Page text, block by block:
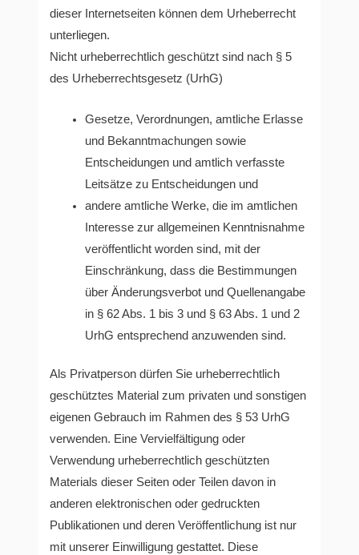
dieser Internetseiten können dem Urheberrecht
unterliegen.
Nicht urheberrechtlich geschützt sind nach § 5
des Urheberrechtsgesetz (UrhG)
Gesetze, Verordnungen, amtliche Erlasse
und Bekanntmachungen sowie
Entscheidungen und amtlich verfasste
Leitsätze zu Entscheidungen und
andere amtliche Werke, die im amtlichen
Interesse zur allgemeinen Kenntnisnahme
veröffentlicht worden sind, mit der
Einschränkung, dass die Bestimmungen
über Änderungsverbot und Quellenangabe
in § 62 Abs. 1 bis 3 und § 63 Abs. 1 und 2
UrhG entsprechend anzuwenden sind.
Als Privatperson dürfen Sie urheberrechtlich
geschütztes Material zum privaten und sonstigen
eigenen Gebrauch im Rahmen des § 53 UrhG
verwenden. Eine Vervielfältigung oder
Verwendung urheberrechtlich geschützten
Materials dieser Seiten oder Teilen davon in
anderen elektronischen oder gedruckten
Publikationen und deren Veröffentlichung ist nur
mit unserer Einwilligung gestattet. Diese